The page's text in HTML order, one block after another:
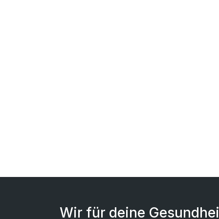
Wir für deine